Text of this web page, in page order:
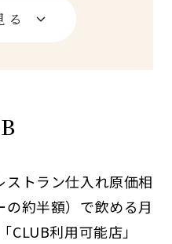
ストラン仕入れ原価相
約半額）で飲める月
CLUB利用可能店」